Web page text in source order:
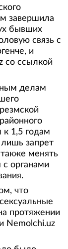
завершила
бывших
связь с
и
со ссылкой
делам
к 1,5 годам
лишь запрет
менять
с органами
что
протяжении
Nemolchi.uz